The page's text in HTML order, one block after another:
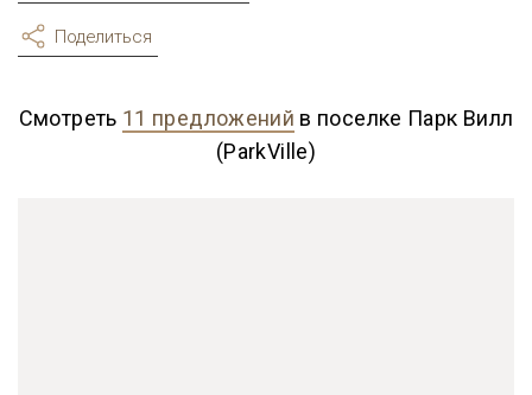
Поделиться
Смотреть 11 предложений в поселке Парк Вилл
(ParkVille)